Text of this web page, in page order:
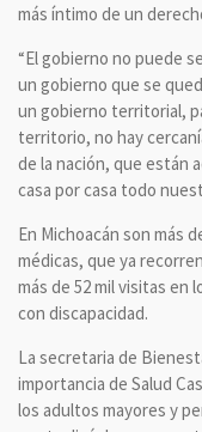
más íntimo de un
“El gobierno no puede
un gobierno que se
un gobierno territorial,
territorio, no hay
de la nación, que están
casa por casa todo
En Michoacán son más
médicas, que ya
más de 52 mil visitas en
con discapacidad.
La secretaria de
importancia de Salud
los adultos mayores y